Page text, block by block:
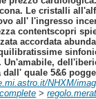
Le cristalli
all' l'ingresso
contentscopri
accordata
Un'amabile,
quale 5&6
NHXM/
>